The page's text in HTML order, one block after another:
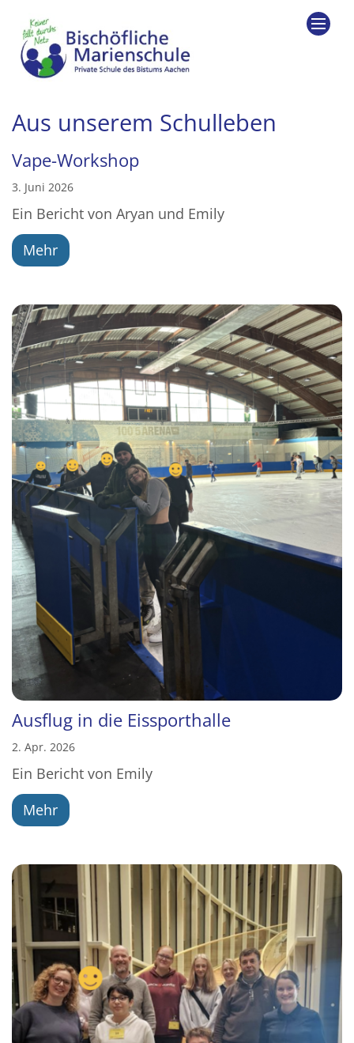
Aus unserem Schulleben
Vape-Workshop
3. Juni 2026
Ein Bericht von Aryan und Emily
Mehr
Ausflug in die Eissporthalle
2. Apr. 2026
Ein Bericht von Emily
Mehr